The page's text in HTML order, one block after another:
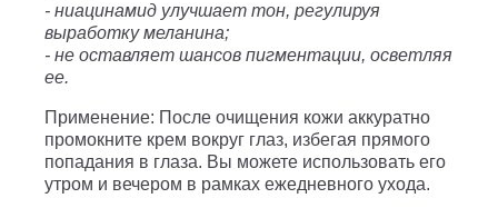
- ниацинамид улучшает тон, регулируя
выработку меланина;
- не оставляет шансов пигментации, осветляя
ее.
Применение: После очищения кожи аккуратно
промокните крем вокруг глаз, избегая прямого
попадания в глаза. Вы можете использовать его
утром и вечером в рамках ежедневного ухода.